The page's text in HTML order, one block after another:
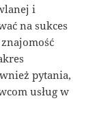
i
na sukces
pytania,
usług w